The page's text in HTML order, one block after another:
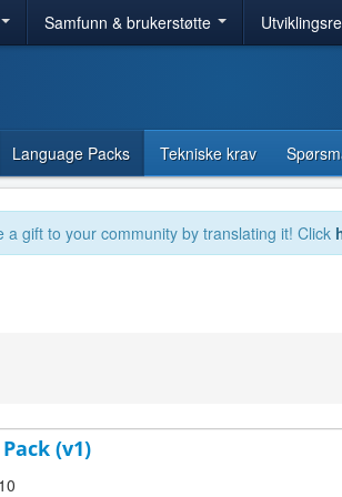
Samfunn & brukerstøtte
Language Packs Tekniske krav
gift to your community by translating it! Click
(v1)